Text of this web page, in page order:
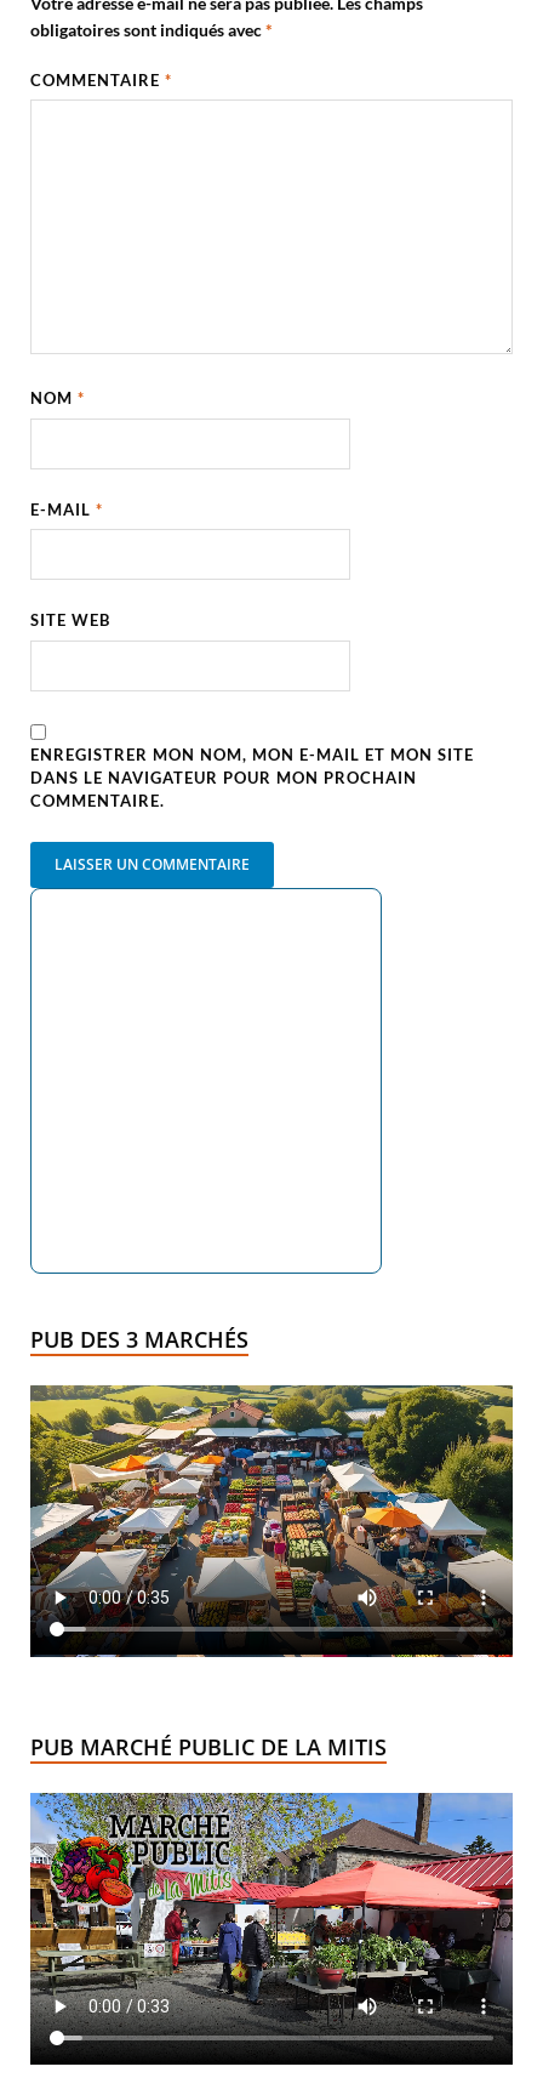
obligatoires sont indiqués avec*
COMMENTAIRE*
NOM*
E-MAIL*
SITE WEB
ENREGISTRER MON NOM, MON E-MAIL ET MON SITE
DANS LE NAVIGATEUR POUR MON PROCHAIN
COMMENTAIRE.
PUB DES 3 MARCHÉS
PUB MARCHÉ PUBLIC DE LA MITIS